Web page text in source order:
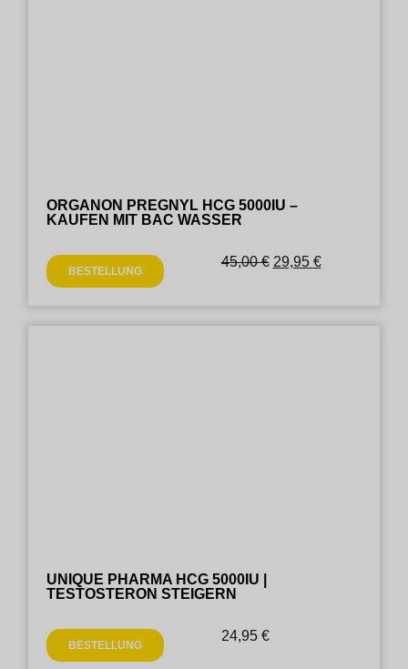
ORGANON PREGNYL HCG 5000IU –
KAUFEN MIT BAC WASSER
BESTELLUNG
45,00€ 29,95 €
UNIQUE PHARMA HCG 5000IU |
TESTOSTERON STEIGERN
BESTELLUNG
24,95 €